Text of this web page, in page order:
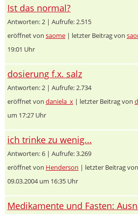
Ist das normal?
Antworten: 2 | Aufrufe: 2.515
eröffnet von saome | letzter Beitrag von
19:01 Uhr
dosierung f.x. salz
Antworten: 2 | Aufrufe: 2.734
eröffnet von daniela_x | letzter Beitrag von
um 17:27 Uhr
ich trinke zu wenig...
Antworten: 6 | Aufrufe: 3.269
eröffnet von Henderson | letzter Beitrag von
09.03.2004 um 16:35 Uhr
Medikamente und Fasten: